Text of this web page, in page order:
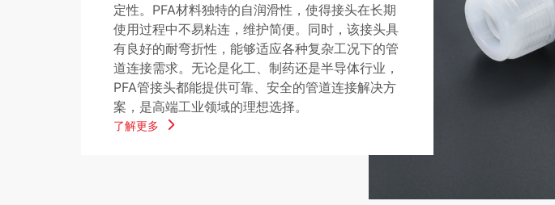
定性。PFA材料独特的自润滑性，使得接头在长期
使用过程中不易粘连，维护简便。同时，该接头具
有良好的耐弯折性，能够适应各种复杂工况下的管
道连接需求。无论是化工、制药还是半导体行业，
PFA管接头都能提供可靠、安全的管道连接解决方
案，是高端工业领域的理想选择。
了解更多